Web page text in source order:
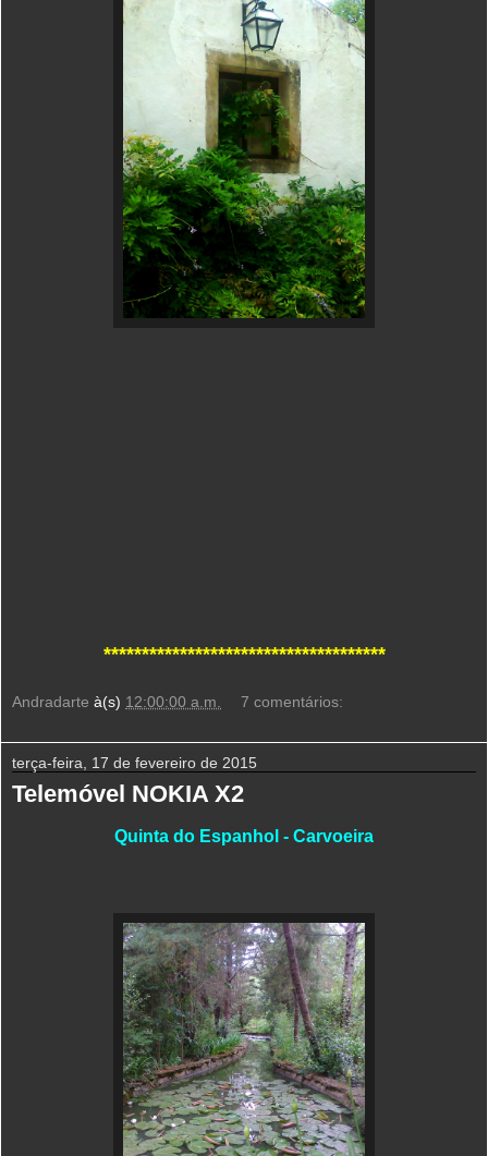
*************************************
Andradarte à(s) 12:00:00 a.m. 7 comentários:
terça-feira, 17 de fevereiro de 2015
Telemóvel NOKIA X2
Quinta do Espanhol - Carvoeira